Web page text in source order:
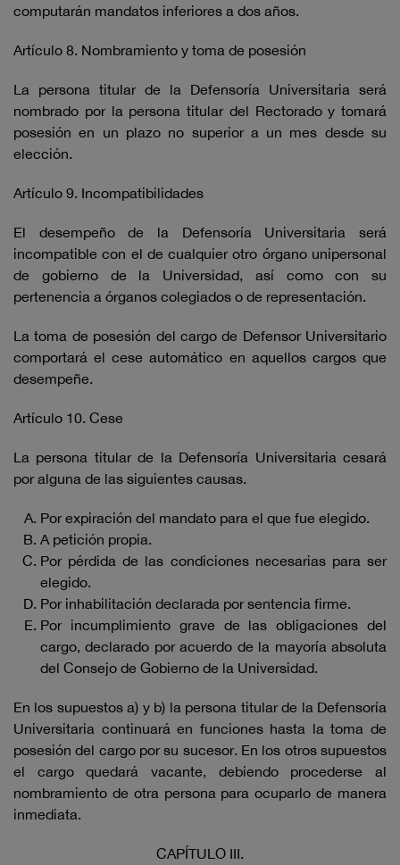
computarán mandatos inferiores a dos años.
Artículo 8. Nombramiento y toma de posesión
La persona titular de la Defensoría Universitaria será
nombrado por la persona titular del Rectorado y tomará
posesión en un plazo no superior a un mes desde su
elección.
Artículo 9. Incompatibilidades
El desempeño de la Defensoría Universitaria será
incompatible con el de cualquier otro órgano unipersonal
de gobierno de la Universidad, así como con su
pertenencia a órganos colegiados o de representación.
La toma de posesión del cargo de Defensor Universitario
comportará el cese automático en aquellos cargos que
desempeñe.
Artículo 10. Cese
La persona titular de la Defensoría Universitaria cesará
por alguna de las siguientes causas.
Por expiración del mandato para el que fue elegido.
A petición propia.
Por pérdida de las condiciones necesarias para ser
elegido.
Por inhabilitación declarada por sentencia firme.
Por incumplimiento grave de las obligaciones del
cargo, declarado por acuerdo de la mayoría absoluta
del Consejo de Gobierno de la Universidad.
En los supuestos a) y b) la persona titular de la Defensoría
Universitaria continuará en funciones hasta la toma de
posesión del cargo por su sucesor. En los otros supuestos
el cargo quedará vacante, debiendo procederse al
nombramiento de otra persona para ocuparlo de manera
inmediata.
CAPÍTULO III.